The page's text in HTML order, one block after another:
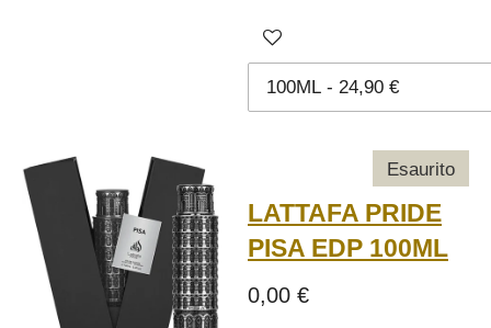
Esaurito
LATTAFA PRIDE
PISA EDP 100ML
0,00 €